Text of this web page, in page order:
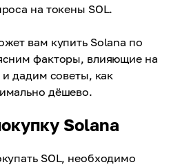
на токены SOL.
вам купить Solana по
факторы, влияющие на
дадим советы, как
дёшево.
Solana
SOL, необходимо